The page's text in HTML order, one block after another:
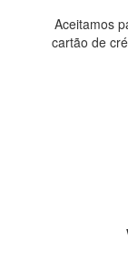
Aceitamos
cartão de